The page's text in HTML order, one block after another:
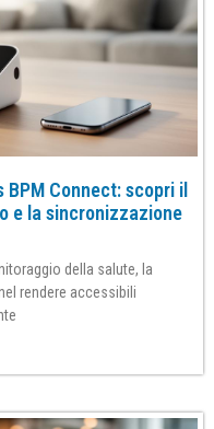
Connect: scopri il
e la sincronizzazione
della salute, la
rendere accessibili